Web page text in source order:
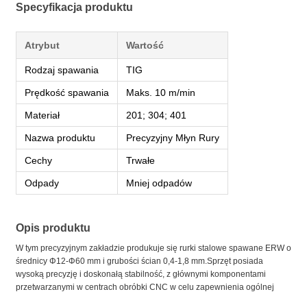
Specyfikacja produktu
Atrybut Wartość
Rodzaj spawania TIG
Prędkość spawania Maks. 10 m/min
Materiał 201; 304; 401
Nazwa produktu Precyzyjny Młyn Rury
Cechy Trwałe
Odpady Mniej odpadów
Opis produktu
W tym precyzyjnym zakładzie produkuje się rurki stalowe spawane ERW o
średnicy Φ12-Φ60 mm i grubości ścian 0,4-1,8 mm.Sprzęt posiada
wysoką precyzję i doskonałą stabilność, z głównymi komponentami
przetwarzanymi w centrach obróbki CNC w celu zapewnienia ogólnej